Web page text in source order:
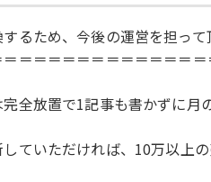
るため、今後の運営を担って
＝＝＝＝＝＝＝＝＝＝＝＝
全放置で1記事も書かずに月
ていただければ、10万以上